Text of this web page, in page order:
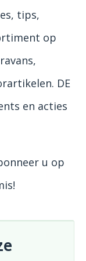
tips,
op
DE
en acties
u op